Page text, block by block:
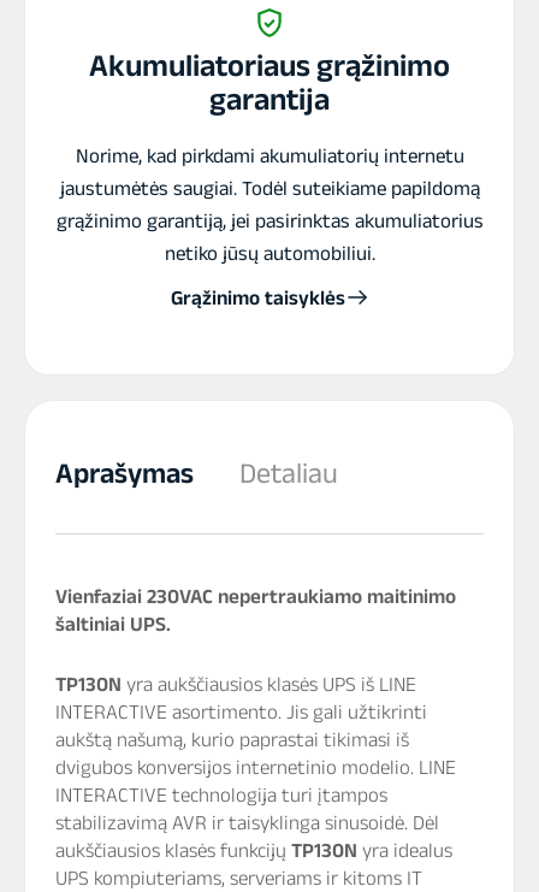
Akumuliatoriaus grąžinimo
garantija
Norime, kad pirkdami akumuliatorių internetu
jaustumėtės saugiai. Todėl suteikiame papildomą
grąžinimo garantiją, jei pasirinktas akumuliatorius
netiko jūsų automobiliui.
Grąžinimo taisyklės
Aprašymas Detaliau
Vienfaziai 230VAC nepertraukiamo maitinimo
šaltiniai UPS.
TP130N yra aukščiausios klasės UPS iš LINE
INTERACTIVE asortimento. Jis gali užtikrinti
aukštą našumą, kurio paprastai tikimasi iš
dvigubos konversijos internetinio modelio. LINE
INTERACTIVE technologija turi įtampos
stabilizavimą AVR ir taisyklinga sinusoidė. Dėl
aukščiausios klasės funkcijų TP130N yra idealus
UPS kompiuteriams, serveriams ir kitoms IT